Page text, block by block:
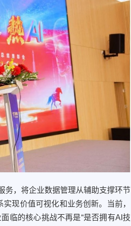
，将企业数据管理从辅助支撑环节
现价值可视化和业务创新。当前，
临的核心挑战不再是“是否拥有AI技